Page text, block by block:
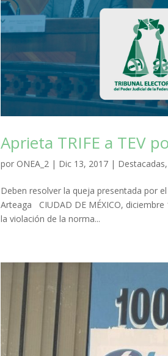
Aprieta TRIFE a TEV
por ONEA_2 | Dic 13, 2017 | Destacadas
Deben resolver la queja presentada por
Arteaga CIUDAD DE MÉXICO,
la violación de la norma...